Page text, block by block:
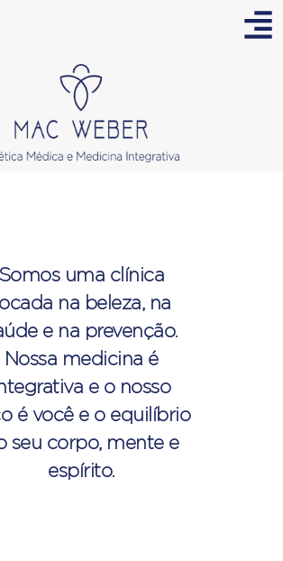
Somos uma clínica
na beleza, na
e na prevenção.
Nossa medicina é
e o nosso
é você e o equilíbrio
seu corpo, mente e
espírito.